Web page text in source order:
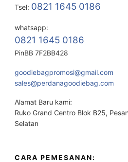
Tsel: 0821 1645 0186
whatsapp:
0821 1645 0186
PinBB 7F2BB428
goodiebagpromosi@gmail.com
sales@perdanagoodiebag.com
Alamat Baru kami:
Ruko Grand Centro Blok B25,
Selatan
CARA PEMESANAN: